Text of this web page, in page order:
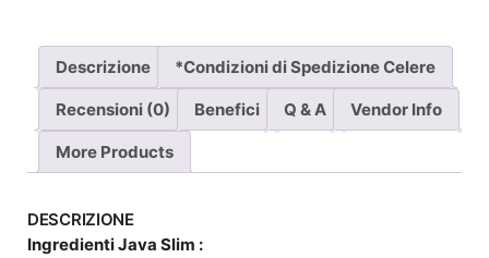
Descrizione *Condizioni di Spedizione Celere
Recensioni (0) Benefici Q & A Vendor Info
More Products
DESCRIZIONE
Ingredienti Java Slim :